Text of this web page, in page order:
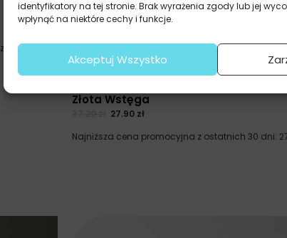
identyfikatory na tej stronie. Brak wyrażenia zgody lub jej
wpłynąć na niektóre cechy i funkcje.
Akceptuj Wszystko
zł
Złota Wstęga
27.90 zł
Najniższa cena promocyjna z ostatnich 30 dni: